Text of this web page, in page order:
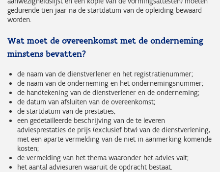
gedurende tien jaar na de startdatum van de opleiding bewaard
worden.
Wat moet de overeenkomst met de onderneming
minstens bevatten?
de naam van de dienstverlener en het registratienummer;
de naam van de onderneming en het ondernemingsnummer;
de handtekening van de dienstverlener en de onderneming;
de datum van afsluiten van de overeenkomst;
de startdatum van de prestaties;
een gedetailleerde beschrijving van de te leveren
adviesprestaties de prijs (exclusief btw) van de dienstverlening,
met een aparte vermelding van de niet in aanmerking komende
kosten;
de vermelding van het thema waaronder het advies valt;
het aantal adviesuren waaruit de opdracht bestaat.